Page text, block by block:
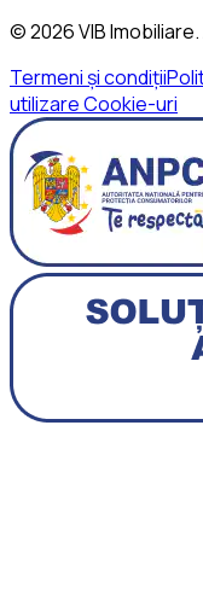
©2026VIB Imobiliare
Termeni și condiții
utilizare Cookie-uri